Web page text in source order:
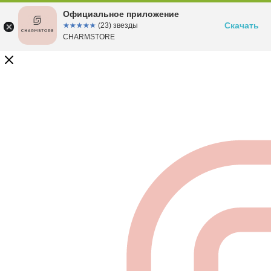
Официальное приложение
☆☆☆☆☆
★★★★★ (23) звезды
CHARMSTORE
Скачать